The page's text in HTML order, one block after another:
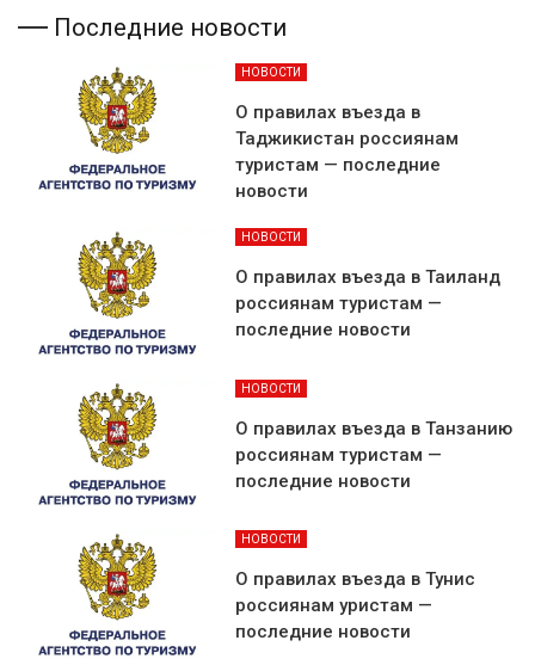
Последние новости
НОВОСТИ
О правилах въезда в
Таджикистан россиянам
туристам — последние
новости
НОВОСТИ
О правилах въезда в Таиланд
россиянам туристам —
последние новости
НОВОСТИ
О правилах въезда в Танзанию
россиянам туристам —
последние новости
НОВОСТИ
О правилах въезда в Тунис
россиянам уристам —
последние новости